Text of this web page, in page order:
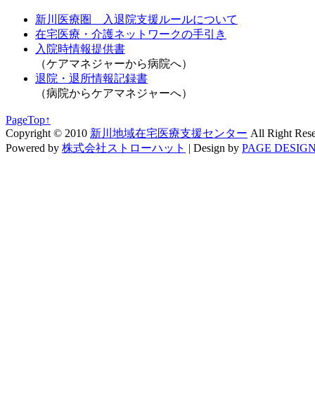
新川医療圏 入退院支援ルールについて
在宅医療・介護ネットワークの手引き
入院時情報提供書
（ケアマネジャーから病院へ）
退院・退所情報記録書
（病院からケアマネジャーへ）
PageTop↑
Copyright © 2010 新川地域在宅医療支援センター All Right
Powered by 株式会社ストローハット | Design by PAGE